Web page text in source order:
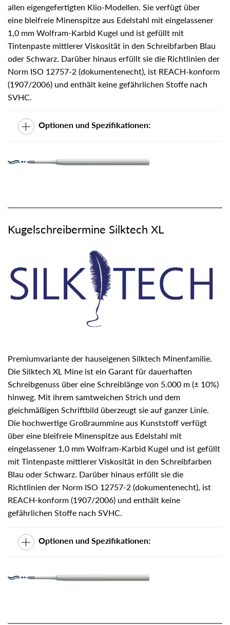
allen eigengefertigten Klio-Modellen. Sie verfügt über
eine bleifreie Minenspitze aus Edelstahl mit eingelassener
1,0 mm Wolfram-Karbid Kugel und ist gefüllt mit
Tintenpaste mittlerer Viskosität in den Schreibfarben Blau
oder Schwarz. Darüber hinaus erfüllt sie die Richtlinien der
Norm ISO 12757-2 (dokumentenecht), ist REACH-konform
(1907/2006) und enthält keine gefährlichen Stoffe nach
SVHC.
Optionen und Spezifikationen:
Kugelschreibermine Silktech XL
Premiumvariante der hauseigenen Silktech Minenfamilie.
Die Silktech XL Mine ist ein Garant für dauerhaften
Schreibgenuss über eine Schreiblänge von 5.000 m (± 10%)
hinweg. Mit ihrem samtweichen Strich und dem
gleichmäßigen Schriftbild überzeugt sie auf ganzer Linie.
Die hochwertige Großraummine aus Kunststoff verfügt
über eine bleifreie Minenspitze aus Edelstahl mit
eingelassener 1,0 mm Wolfram-Karbid Kugel und ist gefüllt
mit Tintenpaste mittlerer Viskosität in den Schreibfarben
Blau oder Schwarz. Darüber hinaus erfüllt sie die
Richtlinien der Norm ISO 12757-2 (dokumentenecht), ist
REACH-konform (1907/2006) und enthält keine
gefährlichen Stoffe nach SVHC.
Optionen und Spezifikationen: